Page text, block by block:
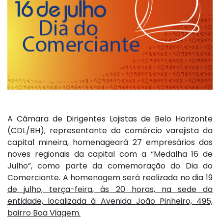
A Câmara de Dirigentes Lojistas de Belo Horizonte
(CDL/BH), representante do comércio varejista da
capital mineira, homenageará 27 empresários das
noves regionais da capital com a “Medalha 16 de
Julho”, como parte da comemoração do Dia do
Comerciante. A homenagem será realizada no dia 19
de julho, terça-feira, às 20 horas, na sede da
entidade, localizada à Avenida João Pinheiro, 495,
bairro Boa Viagem.